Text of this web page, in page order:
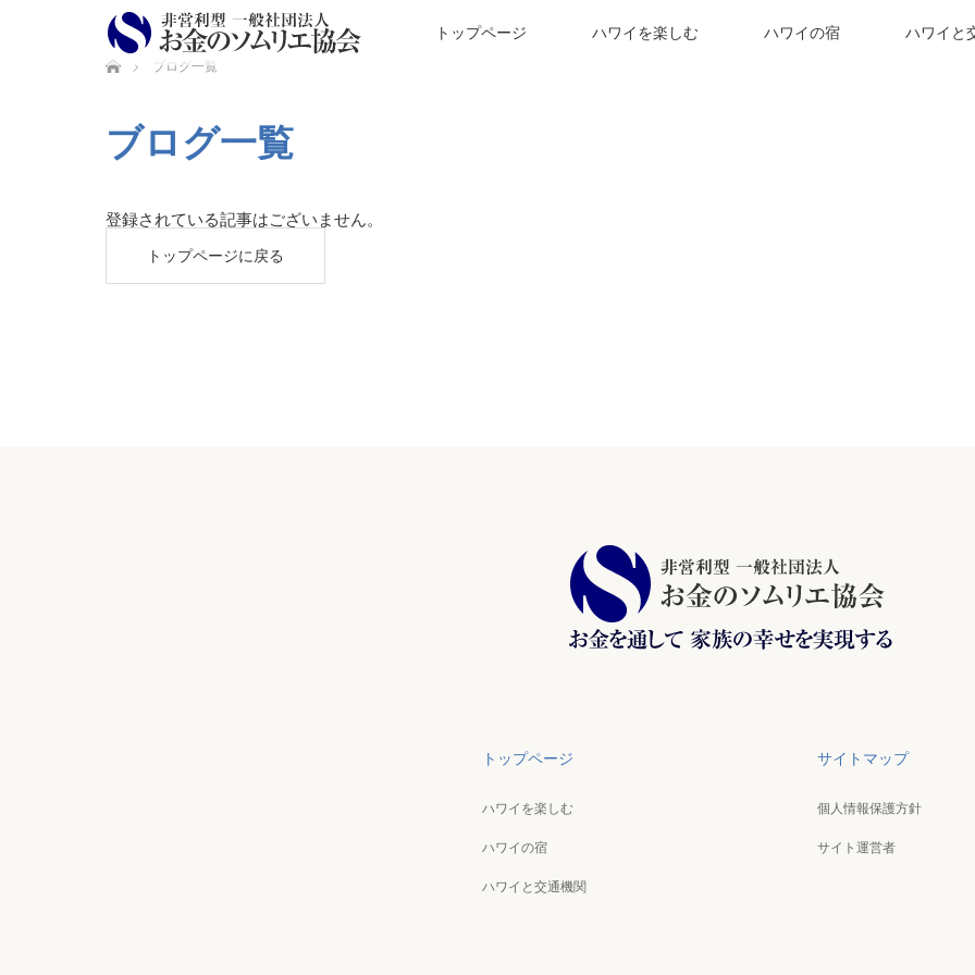
トップページ ハワイを楽しむ ハワイの宿 ハワイと
ホーム
ブログ一覧
ブログ一覧
登録されている記事はございません。
トップページに戻る
トップページ
ハワイを楽しむ
ハワイの宿
ハワイと交通機関
サイトマップ
個人情報保護方針
サイト運営者